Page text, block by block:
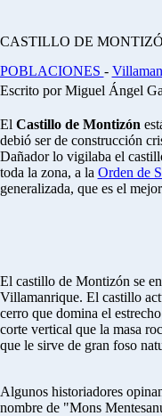
CASTILLO DE
POBLACIONES -
Escrito por Miguel Ángel
El Castillo de Montizón
debió ser de construcción
Dañador lo vigilaba el
toda la zona, a la Orden de
generalizada, que es el
El castillo de Montizón se
Villamanrique. El castillo
cerro que domina el
corte vertical que la masa
que le sirve de gran foso
Algunos historiadores
nombre de "Mons